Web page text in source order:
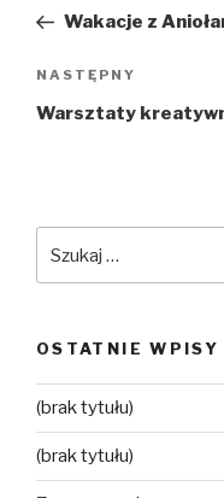
wpisWakacje z
Następny
wpis
NASTĘPNY
Warsztaty
OSTATNIE WPISY
(brak tytułu)
(brak tytułu)